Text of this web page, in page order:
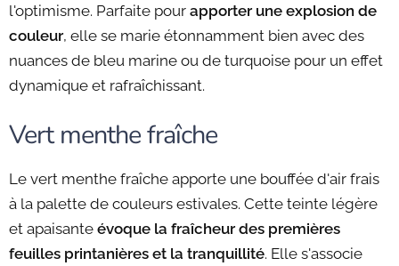
l'optimisme. Parfaite pour apporter une explosion de
couleur, elle se marie étonnamment bien avec des
nuances de bleu marine ou de turquoise pour un effet
dynamique et rafraîchissant.
Vert menthe fraîche
Le vert menthe fraîche apporte une bouffée d'air frais
à la palette de couleurs estivales. Cette teinte légère
et apaisante évoque la fraîcheur des premières
feuilles printanières et la tranquillité. Elle s'associe